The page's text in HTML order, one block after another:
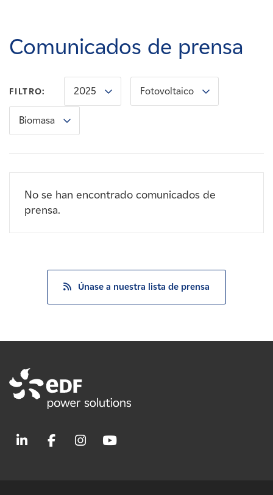
Carreras
Noticias
Contacte con
Comunicados de prensa
FILTRO: 2025 Fotovoltaico
Biomasa
No se han encontrado comunicados de
prensa.
Únase a nuestra lista de prensa